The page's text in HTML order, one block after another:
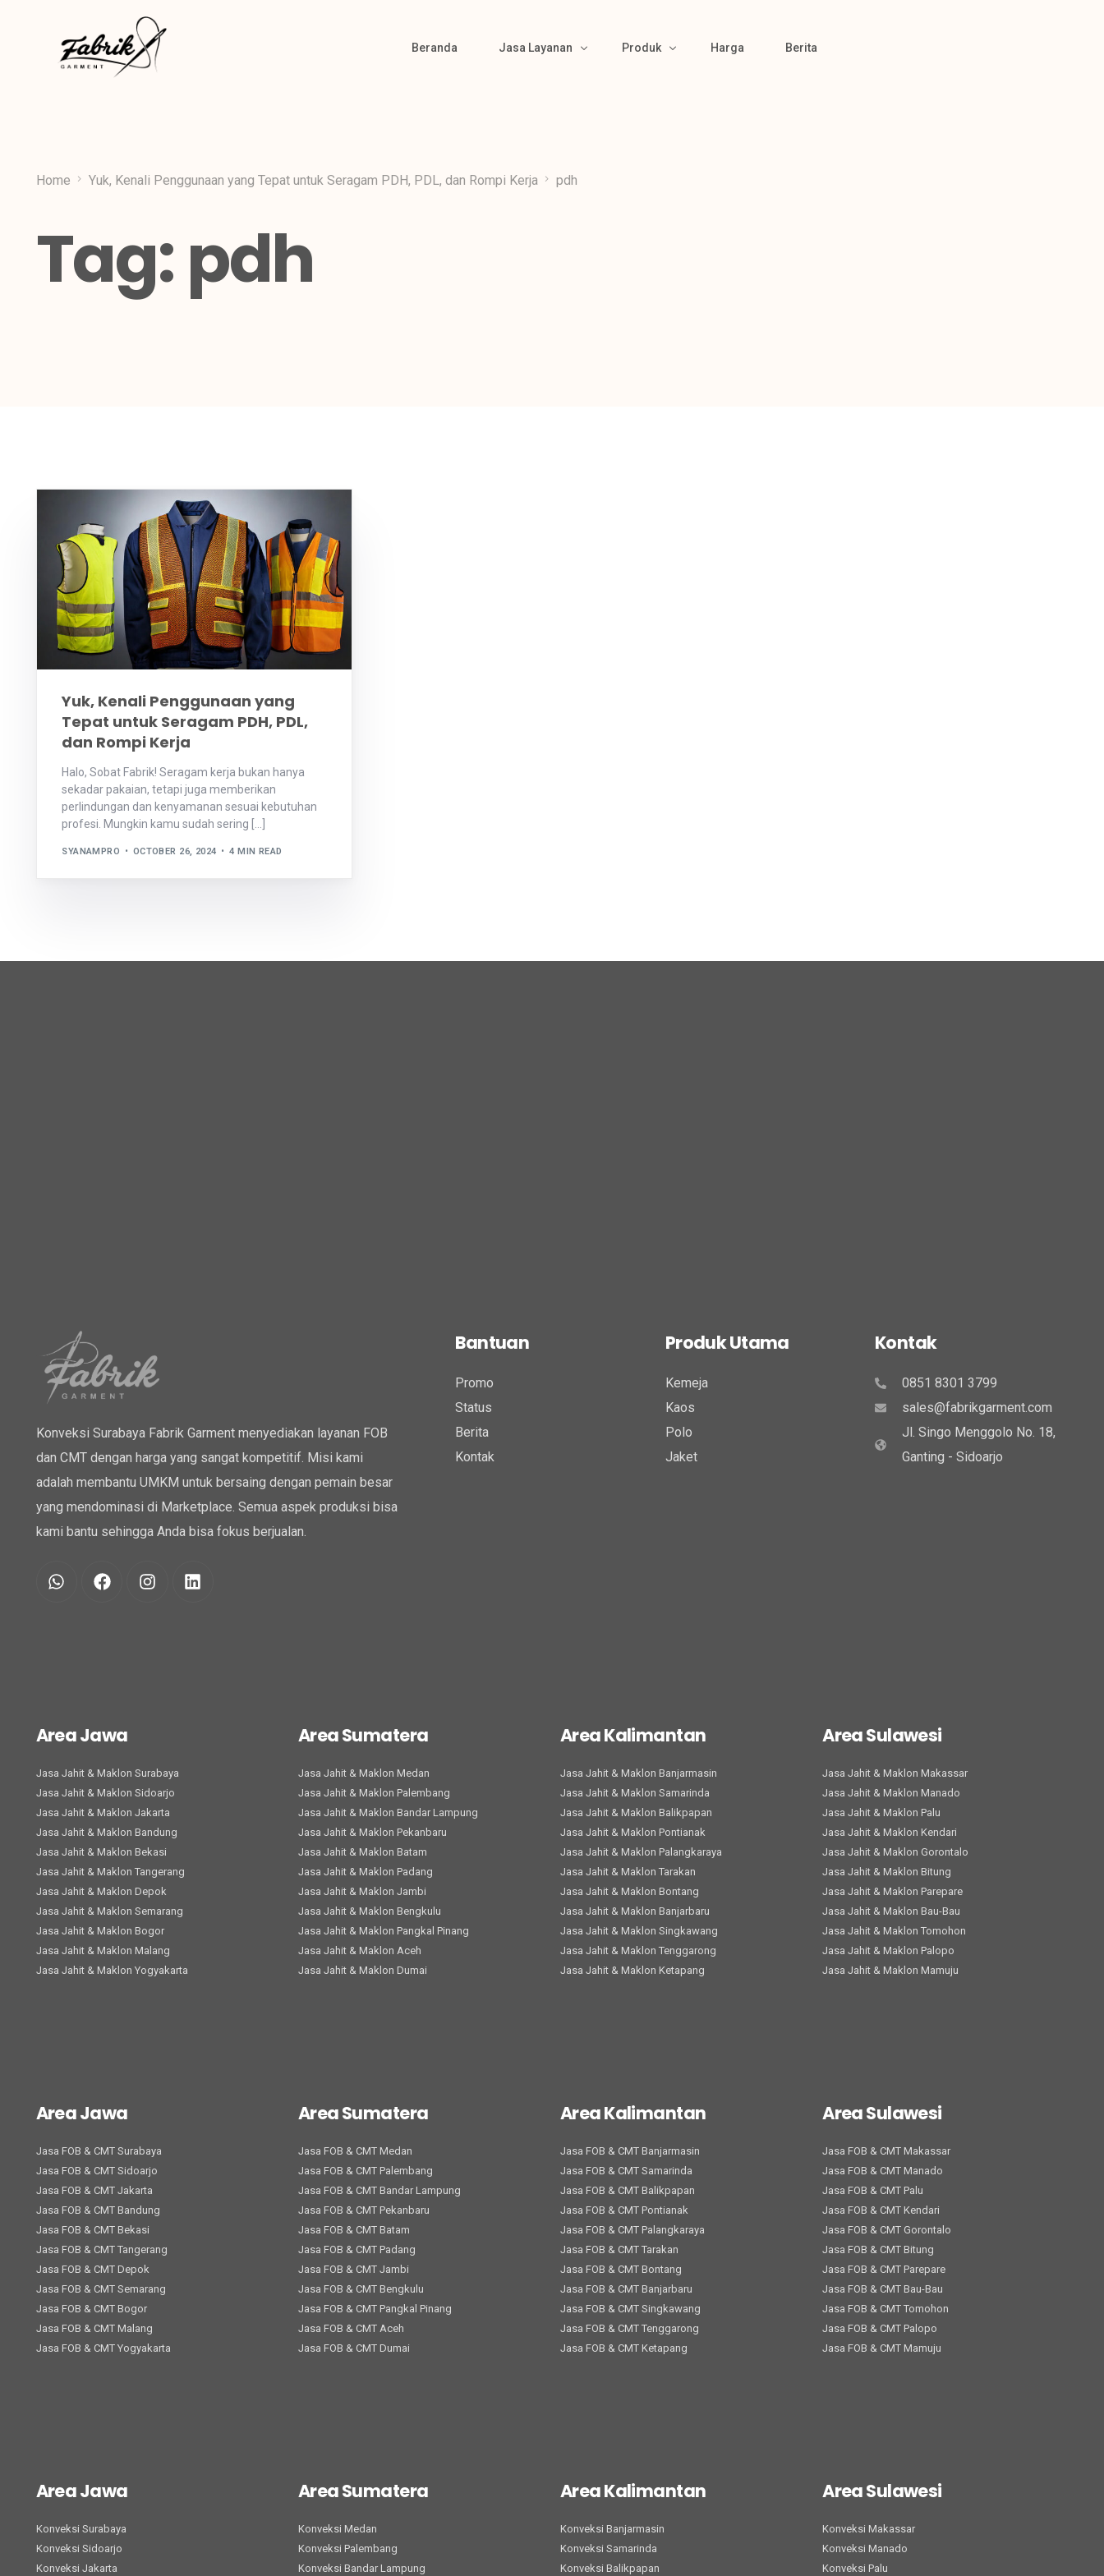
Beranda Jasa Layanan
Material Sourcing
Produk Harga Berita
Home Yuk, Kenali Penggunaan yang Tepat untuk Seragam PDH, PDL, dan Rompi Kerja pdh
Tag:pdh
Yuk, Kenali Penggunaan yang
Tepat untuk Seragam PDH, PDL,
dan Rompi Kerja
Halo, Sobat Fabrik! Seragam kerja bukan hanya
sekadar pakaian, tetapi juga memberikan
perlindungan dan kenyamanan sesuai kebutuhan
profesi. Mungkin kamu sudah sering […]
SYANAMPRO OCTOBER 26, 2024 4 MIN READ
Konveksi Surabaya Fabrik Garment menyediakan layanan FOB
dan CMT dengan harga yang sangat kompetitif. Misi kami
adalah membantu UMKM untuk bersaing dengan pemain besar
yang mendominasi di Marketplace. Semua aspek produksi bisa
kami bantu sehingga Anda bisa fokus berjualan.
Bantuan
Promo
Status
Berita
Kontak
Produk Utama
Kemeja
Kaos
Polo
Jaket
Kontak
0851 8301 3799
sales@fabrikgarment.com
Jl. Singo Menggolo No. 18,
Ganting - Sidoarjo
Area Jawa
Jasa Jahit & Maklon Surabaya
Jasa Jahit & Maklon Sidoarjo
Jasa Jahit & Maklon Jakarta
Jasa Jahit & Maklon Bandung
Jasa Jahit & Maklon Bekasi
Jasa Jahit & Maklon Tangerang
Jasa Jahit & Maklon Depok
Jasa Jahit & Maklon Semarang
Jasa Jahit & Maklon Bogor
Jasa Jahit & Maklon Malang
Jasa Jahit & Maklon Yogyakarta
Area Sumatera
Jasa Jahit & Maklon Medan
Jasa Jahit & Maklon Palembang
Jasa Jahit & Maklon Bandar Lampung
Jasa Jahit & Maklon Pekanbaru
Jasa Jahit & Maklon Batam
Jasa Jahit & Maklon Padang
Jasa Jahit & Maklon Jambi
Jasa Jahit & Maklon Bengkulu
Jasa Jahit & Maklon Pangkal Pinang
Jasa Jahit & Maklon Aceh
Jasa Jahit & Maklon Dumai
Area Kalimantan
Jasa Jahit & Maklon Banjarmasin
Jasa Jahit & Maklon Samarinda
Jasa Jahit & Maklon Balikpapan
Jasa Jahit & Maklon Pontianak
Jasa Jahit & Maklon Palangkaraya
Jasa Jahit & Maklon Tarakan
Jasa Jahit & Maklon Bontang
Jasa Jahit & Maklon Banjarbaru
Jasa Jahit & Maklon Singkawang
Jasa Jahit & Maklon Tenggarong
Jasa Jahit & Maklon Ketapang
Area Sulawesi
Jasa Jahit & Maklon Makassar
Jasa Jahit & Maklon Manado
Jasa Jahit & Maklon Palu
Jasa Jahit & Maklon Kendari
Jasa Jahit & Maklon Gorontalo
Jasa Jahit & Maklon Bitung
Jasa Jahit & Maklon Parepare
Jasa Jahit & Maklon Bau-Bau
Jasa Jahit & Maklon Tomohon
Jasa Jahit & Maklon Palopo
Jasa Jahit & Maklon Mamuju
Area Jawa
Jasa FOB & CMT Surabaya
Jasa FOB & CMT Sidoarjo
Jasa FOB & CMT Jakarta
Jasa FOB & CMT Bandung
Jasa FOB & CMT Bekasi
Jasa FOB & CMT Tangerang
Jasa FOB & CMT Depok
Jasa FOB & CMT Semarang
Jasa FOB & CMT Bogor
Jasa FOB & CMT Malang
Jasa FOB & CMT Yogyakarta
Area Sumatera
Jasa FOB & CMT Medan
Jasa FOB & CMT Palembang
Jasa FOB & CMT Bandar Lampung
Jasa FOB & CMT Pekanbaru
Jasa FOB & CMT Batam
Jasa FOB & CMT Padang
Jasa FOB & CMT Jambi
Jasa FOB & CMT Bengkulu
Jasa FOB & CMT Pangkal Pinang
Jasa FOB & CMT Aceh
Jasa FOB & CMT Dumai
Area Kalimantan
Jasa FOB & CMT Banjarmasin
Jasa FOB & CMT Samarinda
Jasa FOB & CMT Balikpapan
Jasa FOB & CMT Pontianak
Jasa FOB & CMT Palangkaraya
Jasa FOB & CMT Tarakan
Jasa FOB & CMT Bontang
Jasa FOB & CMT Banjarbaru
Jasa FOB & CMT Singkawang
Jasa FOB & CMT Tenggarong
Jasa FOB & CMT Ketapang
Area Sulawesi
Jasa FOB & CMT Makassar
Jasa FOB & CMT Manado
Jasa FOB & CMT Palu
Jasa FOB & CMT Kendari
Jasa FOB & CMT Gorontalo
Jasa FOB & CMT Bitung
Jasa FOB & CMT Parepare
Jasa FOB & CMT Bau-Bau
Jasa FOB & CMT Tomohon
Jasa FOB & CMT Palopo
Jasa FOB & CMT Mamuju
Area Jawa
Konveksi Surabaya
Konveksi Sidoarjo
Konveksi Jakarta
Area Sumatera
Konveksi Medan
Konveksi Palembang
Konveksi Bandar Lampung
Area Kalimantan
Konveksi Banjarmasin
Konveksi Samarinda
Konveksi Balikpapan
Area Sulawesi
Konveksi Makassar
Konveksi Manado
Konveksi Palu